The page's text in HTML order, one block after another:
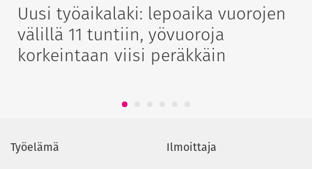
Uusi työaikalaki: lepoaika vuorojen
välillä 11 tuntiin, yövuoroja
korkeintaan viisi peräkkäin
1
Työelämä
Ilmoittaja